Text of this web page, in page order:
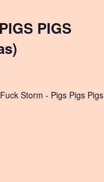
PIGS
Storm - Pigs Pigs Pigs